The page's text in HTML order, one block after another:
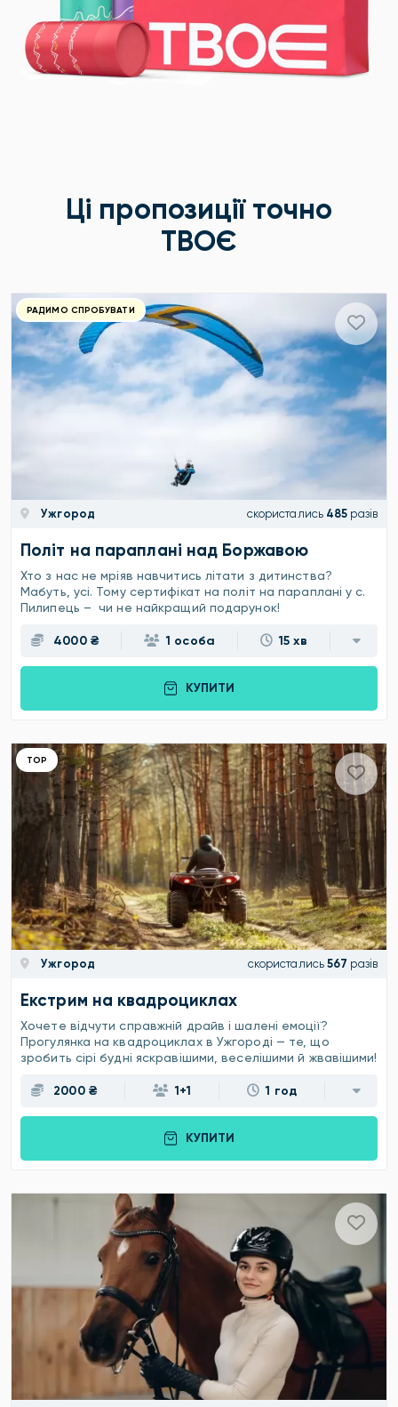
Ці пропозиції точно
ТВОЄ
РАДИМО СПРОБУВАТИ
Ужгород скористались 485 разів
Політ на параплані над Боржавою
Хто з нас не мріяв навчитись літати з дитинства?
Мабуть, усі. Тому сертифікат на політ на параплані у с.
Пилипець – чи не найкращий подарунок!
4000 ₴ 1 особа 15 хв
КУПИТИ
ТОР
Ужгород скористались 567 разів
Екстрим на квадроциклах
Хочете відчути справжній драйв і шалені емоції?
Прогулянка на квадроциклах в Ужгороді — те, що
зробить сірі будні яскравішими, веселішими й жвавішими!
2000 ₴ 1+1 1 год
КУПИТИ